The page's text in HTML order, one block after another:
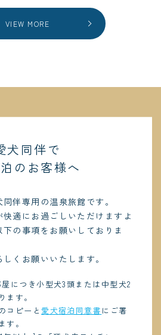
VIEW MORE
犬同伴で
のお客様へ
伴専用の温泉旅館です。
快適にお過ごしいただけますよ
の事項をお願いしておりま
くお願いいたします。
につき小型犬3頭または中型犬2
ます。
コピーと 愛犬宿泊同意書 にご署
す。